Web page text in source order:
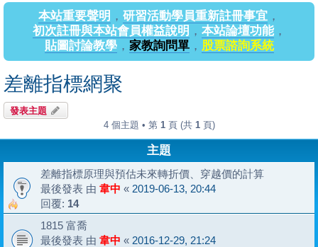
本站重要聲明 ， 研習活動學員重新註冊事宜 ，
初次註冊與本站會員權益說明 ， 本站論壇功能，
貼圖討論教學， 家教詢問單， 股票諮詢系統
差離指標網聚
發表主題
4 個主題 • 第 1頁 (共 1頁)
主題
差離指標原理與預估未來轉折價、穿越價的計算
最後發表 由 韋中 « 2019-06-13, 20:44
回覆: 14
1815 富喬
最後發表 由 韋中 « 2016-12-29, 21:24